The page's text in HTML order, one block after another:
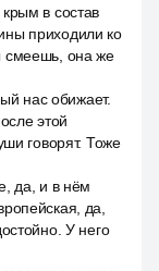
в состав
приходили ко
смеешь, она же
нас обижает.
этой
говорят. Тоже
да, и в нём
да,
У него